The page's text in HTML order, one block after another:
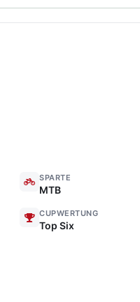
SPARTE
MTB
CUPWERTUNG
Top Six